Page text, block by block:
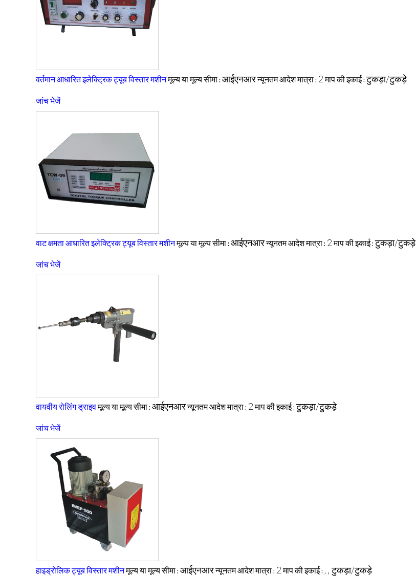
वर्तमान आधारित इलेक्ट्रिक ट्यूब विस्तार मशीनमूल्य या मूल्य सीमा : आईएनआरन्यूनतम आदेश मात्रा : 2माप की इकाई :टुकड़ा/टुकड़े
जांच भेजें
वाट क्षमता आधारित इलेक्ट्रिक ट्यूब विस्तार मशीनमूल्य या मूल्य सीमा : आईएनआरन्यूनतम आदेश मात्रा : 2माप की इकाई :टुकड़ा/टुकड़े
जांच भेजें
वायवीय रोलिंग ड्राइवमूल्य या मूल्य सीमा : आईएनआरन्यूनतम आदेश मात्रा : 2माप की इकाई :टुकड़ा/टुकड़े
जांच भेजें
हाइड्रोलिक ट्यूब विस्तार मशीनमूल्य या मूल्य सीमा : आईएनआरन्यूनतम आदेश मात्रा : 2माप की इकाई : , , टुकड़ा/टुकड़े